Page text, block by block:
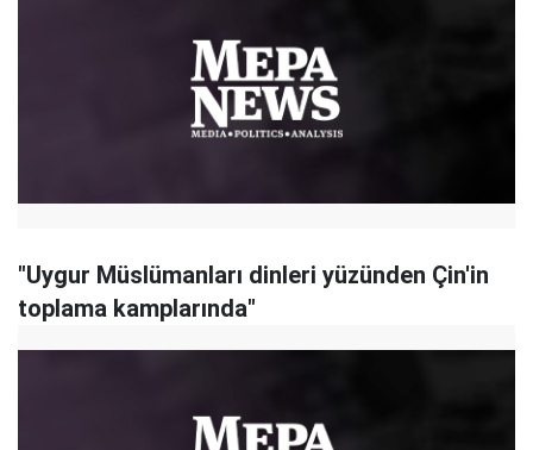
"Uygur Müslümanları dinleri yüzünden Çin'in
toplama kamplarında"